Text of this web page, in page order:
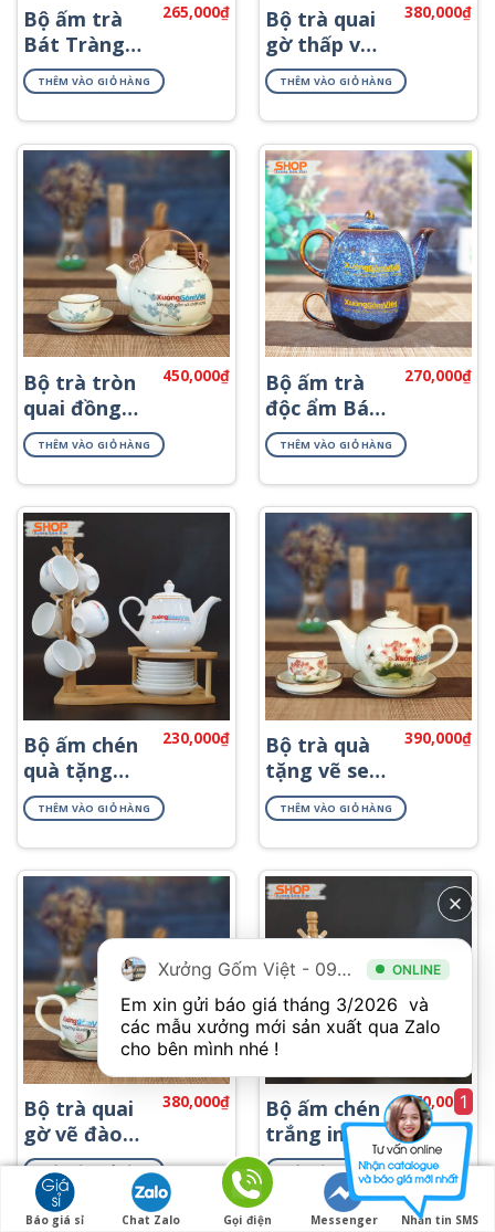
Bộ ấm trà
Bát Tràng
sứ trắng
cao cấp AT-
57
265,000₫
THÊM VÀO GIỎ HÀNG
Bộ trà quai
gờ thấp vẽ
sen ATV-08
380,000₫
THÊM VÀO GIỎ HÀNG
Bộ trà tròn
quai đồng
vẽ đào ATV-
05
450,000₫
THÊM VÀO GIỎ HÀNG
Bộ ấm trà
độc ẩm Bát
Tràng đẹp
ATHB-01
270,000₫
THÊM VÀO GIỎ HÀNG
Bộ ấm chén
quà tặng
viền kim
đẹp ATK-55
230,000₫
THÊM VÀO GIỎ HÀNG
Bộ trà quà
tặng vẽ sen
và lá ATV-11
390,000₫
THÊM VÀO GIỎ HÀNG
Bộ trà quai
gờ vẽ đào
hồng ATV-
06
380,000₫
THÊM VÀO GIỎ HÀNG
Bộ ấm chén
trắng in chữ
AT-02
170,000₫
THÊM VÀO GIỎ HÀNG
Báo giá sỉ Chat Zalo Gọi điện Messenger Nhắn tin SMS
Xưởng Gốm Việt - 094.1900.823 ONLINE
Em xin gửi báo giá tháng 3/2026  và
các mẫu xưởng mới sản xuất qua Zalo
cho bên mình nhé !
1